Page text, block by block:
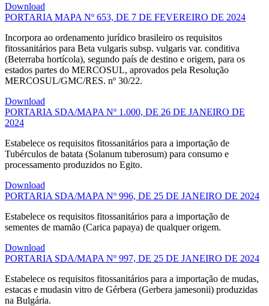
Download
PORTARIA MAPA Nº 653, DE 7 DE FEVEREIRO DE 2024
Incorpora ao ordenamento jurídico brasileiro os requisitos
fitossanitários para Beta vulgaris subsp. vulgaris var. conditiva
(Beterraba hortícola), segundo país de destino e origem, para os
estados partes do MERCOSUL, aprovados pela Resolução
MERCOSUL/GMC/RES. nº 30/22.
Download
PORTARIA SDA/MAPA Nº 1.000, DE 26 DE JANEIRO DE
2024
Estabelece os requisitos fitossanitários para a importação de
Tubérculos de batata (Solanum tuberosum) para consumo e
processamento produzidos no Egito.
Download
PORTARIA SDA/MAPA Nº 996, DE 25 DE JANEIRO DE 2024
Estabelece os requisitos fitossanitários para a importação de
sementes de mamão (Carica papaya) de qualquer origem.
Download
PORTARIA SDA/MAPA Nº 997, DE 25 DE JANEIRO DE 2024
Estabelece os requisitos fitossanitários para a importação de mudas,
estacas e mudasin vitro de Gérbera (Gerbera jamesonii) produzidas
na Bulgária.